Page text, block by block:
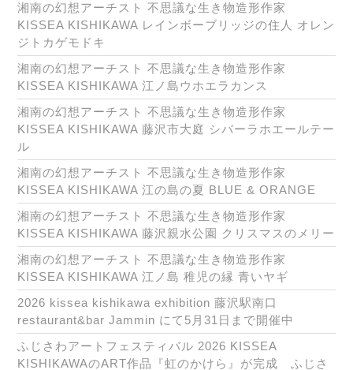
湘南の幻想アーチスト 不思議な生き物造形作家
KISSEA KISHIKAWA レインボーブリッジの住人 オレン
ジトカゲモドキ
湘南の幻想アーチスト 不思議な生き物造形作家
KISSEA KISHIKAWA 江ノ島ウホエラカンス
湘南の幻想アーチスト 不思議な生き物造形作家
KISSEA KISHIKAWA 藤沢市大庭 シバーラホエールテー
ル
湘南の幻想アーチスト 不思議な生き物造形作家
KISSEA KISHIKAWA 江の島の夏 BLUE & ORANGE
湘南の幻想アーチスト 不思議な生き物造形作家
KISSEA KISHIKAWA 藤沢親水公園 クリスマスのメリー
湘南の幻想アーチスト 不思議な生き物造形作家
KISSEA KISHIKAWA 江ノ島 稚児の縁 青いヤギ
2026 kissea kishikawa exhibition 藤沢駅南口
restaurant&bar Jammin にて5月31日まで開催中
ふじさわアートフェスティバル 2026 KISSEA
KISHIKAWAのART作品『虹のかけら』が完成 ふじさ